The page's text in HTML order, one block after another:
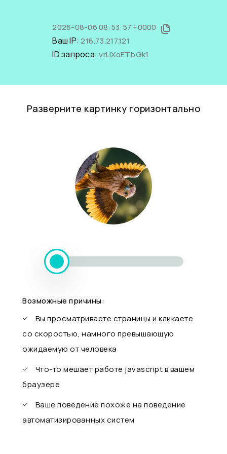
2026-08-06 08:53:57 +0000
Ваш IP:216.73.217.121
ID запроса:vrLlXoETbGk1
Разверните картинку горизонтально
Возможные причины:
Вы просматриваете страницы и кликаете
со скоростью, намного превышающую
ожидаемую от человека
Что-то мешает работе javascript в вашем
браузере
Ваше поведение похоже на поведение
автоматизированных систем